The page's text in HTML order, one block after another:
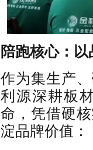
陪跑核心：
作为集生产
利源深耕板
命，凭借硬
淀品牌价值：